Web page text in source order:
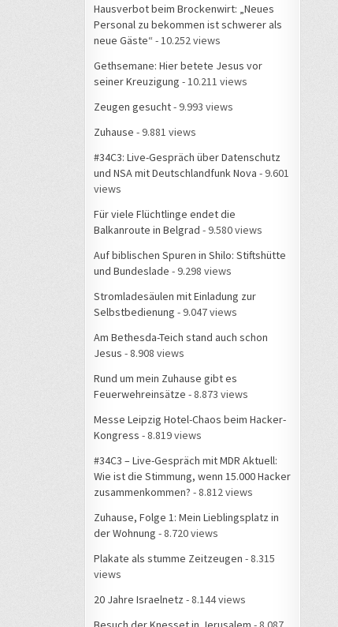
Hausverbot beim Brockenwirt: „Neues
Personal zu bekommen ist schwerer als
neue Gäste“ - 10.252 views
Gethsemane: Hier betete Jesus vor
seiner Kreuzigung - 10.211 views
Zeugen gesucht- 9.993 views
Zuhause - 9.881 views
#34C3: Live-Gespräch über Datenschutz
und NSA mit Deutschlandfunk Nova - 9.601
views
Für viele Flüchtlinge endet die
Balkanroute in Belgrad - 9.580 views
Auf biblischen Spuren in Shilo: Stiftshütte
und Bundeslade - 9.298 views
Stromladesäulen mit Einladung zur
Selbstbedienung - 9.047 views
Am Bethesda-Teich stand auch schon
Jesus - 8.908 views
Rund um mein Zuhause gibt es
Feuerwehreinsätze - 8.873 views
Messe Leipzig Hotel-Chaos beim Hacker-
Kongress - 8.819 views
#34C3 – Live-Gespräch mit MDR Aktuell:
Wie ist die Stimmung, wenn 15.000 Hacker
zusammenkommen? - 8.812 views
Zuhause, Folge 1: Mein Lieblingsplatz in
der Wohnung - 8.720 views
Plakate als stumme Zeitzeugen - 8.315
views
20 Jahre Israelnetz - 8.144 views